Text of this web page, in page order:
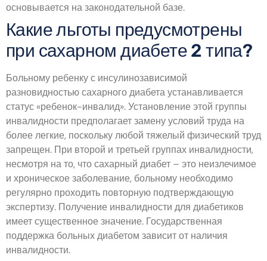
основывается на законодательной базе.
Какие льготы предусмотрены
при сахарном диабете 2 типа?
Больному ребенку с инсулинозависимой
разновидностью сахарного диабета устанавливается
статус «ребенок-инвалид». Установление этой группы
инвалидности предполагает замену условий труда на
более легкие, поскольку любой тяжелый физический труд
запрещен. При второй и третьей группах инвалидности,
несмотря на то, что сахарный диабет – это неизлечимое
и хроническое заболевание, больному необходимо
регулярно проходить повторную подтверждающую
экспертизу. Получение инвалидности для диабетиков
имеет существенное значение. Государственная
поддержка больных диабетом зависит от наличия
инвалидности.